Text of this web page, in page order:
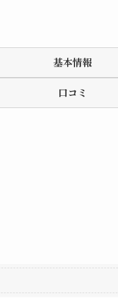
基本情報
口コミ